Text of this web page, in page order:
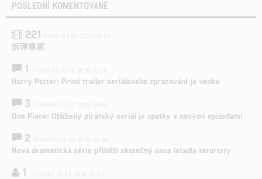
POSLEDNÍ KOMENTOVANÉ
221
拆彈專家
1
Harry Potter: První trailer seriálového zpracování je venku
3
One Piece: Oblíbený pirátský seriál je zpátky s novými epizodami
2
Nová dramatická série přiblíží skutečný únos letadla teroristy
1